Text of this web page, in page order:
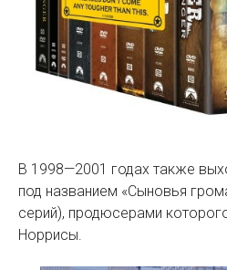
В 1998—2001 годах также
под названием «Сыновья
серий), продюсерами
Норрисы.